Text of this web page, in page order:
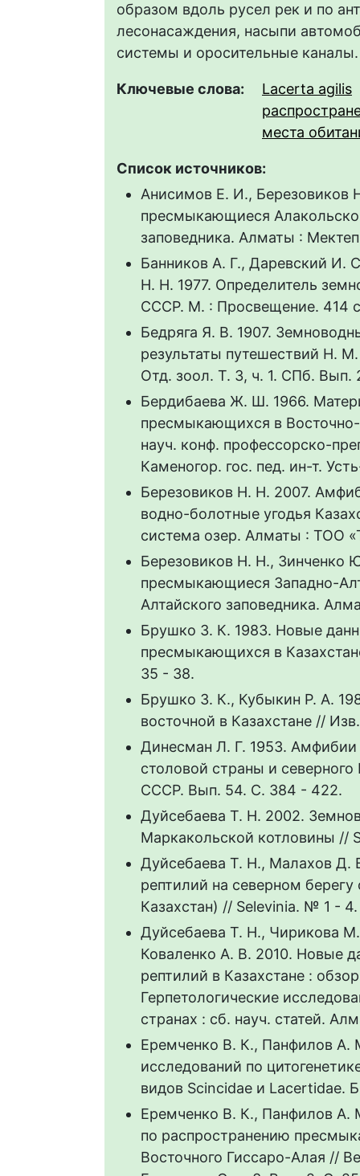
образом вдоль русел рек и по
лесонасаждения, насыпи
системы и оросительные каналы.
Ключевые слова:
Lacerta agilis
места
Список источников:
Анисимов Е. И., Березовиков
пресмыкающиеся
заповедника. Алматы :
Банников А. Г., Даревский И.
Н. Н. 1977. Определитель
СССР. М. : Просвещение. 414
Бедряга Я. В. 1907.
результаты путешествий Н.
Отд. зоол. Т. 3, ч. 1. СПб. Вып.
Бердибаева Ж. Ш. 1966.
пресмыкающихся в Восточно-
науч. конф. профессорско-
Каменогор. гос. пед. ин-т.
Березовиков Н. Н. 2007.
водно-болотные угодья
система озер. Алматы : ТОО
Березовиков Н. Н., Зинченко
пресмыкающиеся Западно-
Алтайского заповедника.
Брушко З. К. 1983. Новые
пресмыкающихся в
35 - 38.
Брушко З. К., Кубыкин Р. А.
восточной в Казахстане //
Динесман Л. Г. 1953. Амфибии
столовой страны и
СССР. Вып. 54. С. 384 - 422.
Дуйсебаева Т. Н. 2002.
Маркакольской котловины //
Дуйсебаева Т. Н., Малахов Д.
рептилий на северном
Казахстан) // Selevinia. № 1 - 4.
Дуйсебаева Т. Н., Чирикова
Коваленко А. В. 2010. Новые
рептилий в Казахстане :
Герпетологические
странах : сб. науч. статей.
Еремченко В. К., Панфилов А.
исследований по
видов Scincidae и Lacertidae.
Еремченко В. К., Панфилов
по распространению
Восточного Гиссаро-Алая //